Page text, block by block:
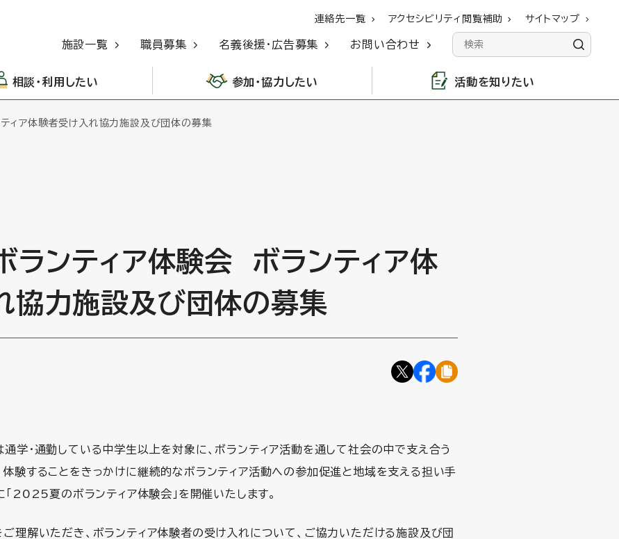
連絡先一覧 アクセシビリティ閲覧補助 サイトマップ
施設一覧 職員募集 名義後援・広告募集 お問い合わせ
相談・利用したい 参加・協力したい 活動を知りたい
ア体験者受け入れ協力施設及び団体の募集
ンティア体験会 ボランティア体
協力施設及び団体の募集
学・通勤している中学生以上を対象に、ボランティア活動を通して社会の中で支え合う
験することをきっかけに継続的なボランティア活動への参加促進と地域を支える担い手
2025夏のボランティア体験会」を開催いたします。
理解いただき、ボランティア体験者の受け入れについて、ご協力いただける施設及び団